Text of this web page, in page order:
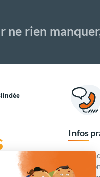
ne rien
Infos